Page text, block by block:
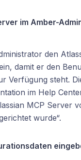
im Amber-
den
damit er den
Verfügung steht.
im Help
MCP Server
wurde“.